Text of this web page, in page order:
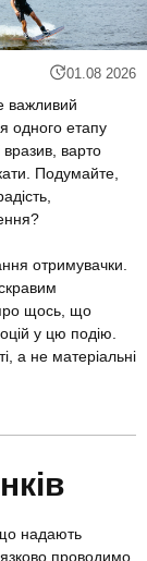
01.08 2026
важливий
одного етапу
варто
Подумайте,
отримувачки.
щось, що
у цю подію.
а не матеріальні
надають
проводимо